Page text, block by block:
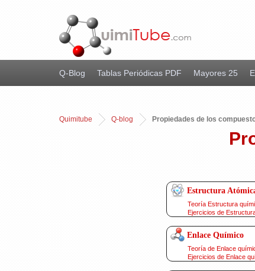
Q-Blog Tablas Periódicas PDF Mayores 25
Quimitube Q-blog Propiedades de los
Estructura
Teoría Estructura
Ejercicios de
Enlace Químico
Teoría de Enlace
Ejercicios de Enlace